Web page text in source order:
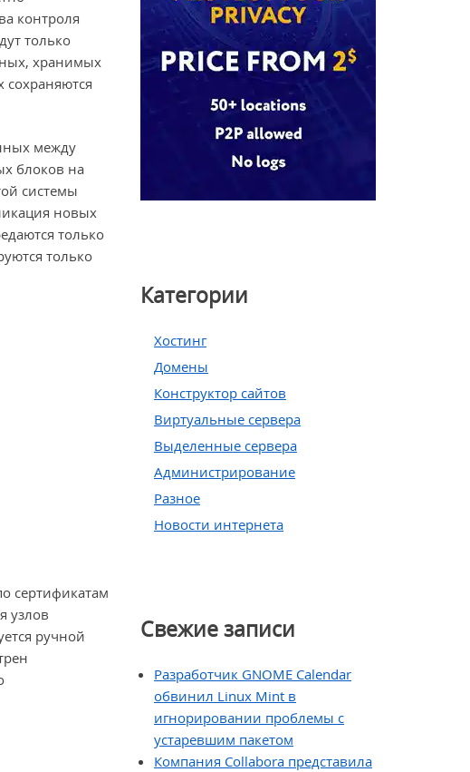
Категории
Хостинг
Домены
Конструктор сайтов
Виртуальные сервера
Выделенные сервера
Администрирование
Разное
Новости интернета
Свежие записи
Разработчик GNOME Calendar
обвинил Linux Mint в
игнорировании проблемы с
устаревшим пакетом
Компания Collabora представила
контроля
только
хранимых
между
блоков на
системы
новых
только
только
сертификатам
узлов
ручной